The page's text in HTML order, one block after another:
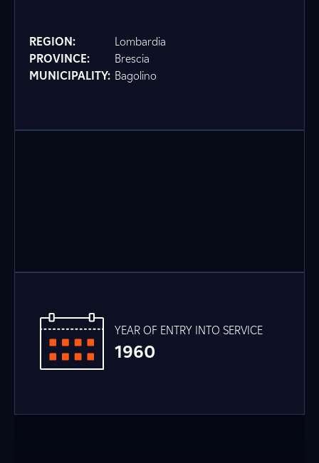
REGION:
Lombardia
PROVINCE:
Brescia
MUNICIPALITY: Bagolino
YEAR OF ENTRY INTO SERVICE
1960